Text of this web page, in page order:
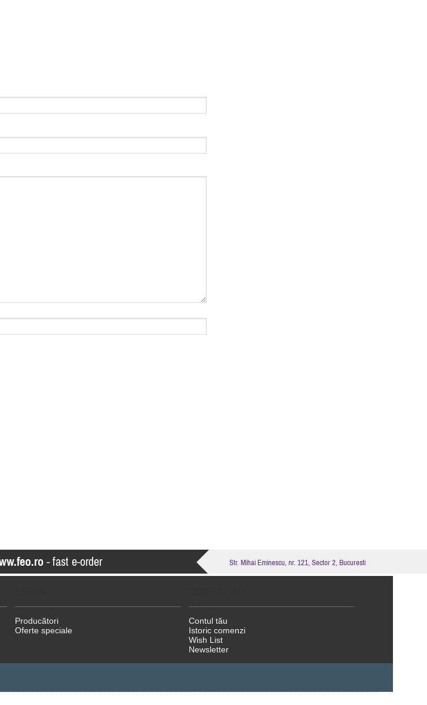
- fast e-order Str. Mihai Eminescu, nr. 121, Sector 2, Bucuresti
Producători
Oferte speciale
Contul tău
Istoric comenzi
Wish List
Newsletter